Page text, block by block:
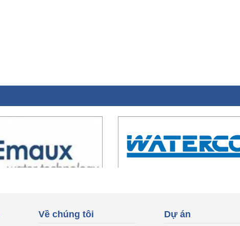
Về chúng tôi Dự án